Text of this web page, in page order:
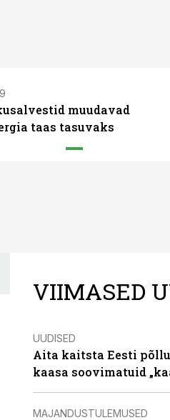
muudavad
taas tasuvaks
VIIMASED
UUDISED
Aita kaitsta Eesti
kaasa soovimatuid
MAJANDUSTULEMUSED